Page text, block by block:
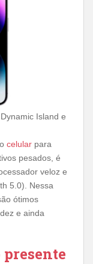
Island e
celular para
pesados, é
veloz e
5.0). Nessa
ótimos
e ainda